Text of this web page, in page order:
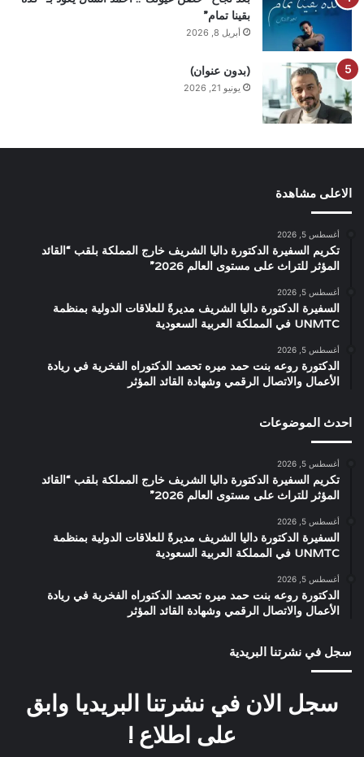
بقينا تمام”
أبريل 8, 2026
(بدون عنوان)
يونيو 21, 2026
الاعلى مشاهدة
أغسطس 5, 2026
تكريم السفيرة الدكتورة داليا الشريف خارج المملكة بلقب “القائد
المؤثر للتراث على مستوى العالم 2026”
أغسطس 5, 2026
السفيرة الدكتورة داليا الشريف مديرةً للعلاقات الدولية بمنظمة
UNMTC في المملكة العربية السعودية
أغسطس 5, 2026
الدكتورة روعه بنت حمد ميره تحصد الدكتوراه الفخرية في ريادة
الأعمال والاتصال الرقمي وشهادة القائد المؤثر
احدث الموضوعات
أغسطس 5, 2026
تكريم السفيرة الدكتورة داليا الشريف خارج المملكة بلقب “القائد
المؤثر للتراث على مستوى العالم 2026”
أغسطس 5, 2026
السفيرة الدكتورة داليا الشريف مديرةً للعلاقات الدولية بمنظمة
UNMTC في المملكة العربية السعودية
أغسطس 5, 2026
الدكتورة روعه بنت حمد ميره تحصد الدكتوراه الفخرية في ريادة
الأعمال والاتصال الرقمي وشهادة القائد المؤثر
سجل في نشرتنا البريدية
سجل الان في نشرتنا البريديا وابق
على اطلاع !